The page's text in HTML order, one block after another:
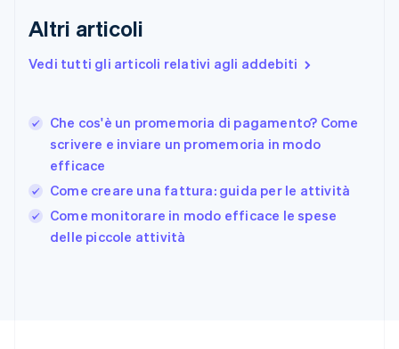
Altri articoli
Vedi tutti gli articoli relativi agli addebiti
Che cos'è un promemoria di pagamento? Come
scrivere e inviare un promemoria in modo
efficace
Come creare una fattura: guida per le attività
Come monitorare in modo efficace le spese
delle piccole attività
EnglishSvenska
FrançaisEnglish
Giappone
日本語English
Gibilterra
Grecia
English
India
English